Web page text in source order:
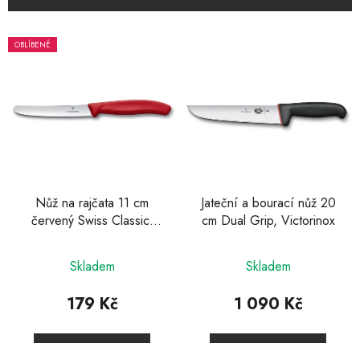
í
p
d
u
V
ý
s
OBLÍBENÉ
Nůž na rajčata 11 cm
červený Swiss Classic,
Skladem
179 Kč
Jateční a bourací nůž 20
cm Dual Grip, Victorinox
Skladem
1 090 Kč